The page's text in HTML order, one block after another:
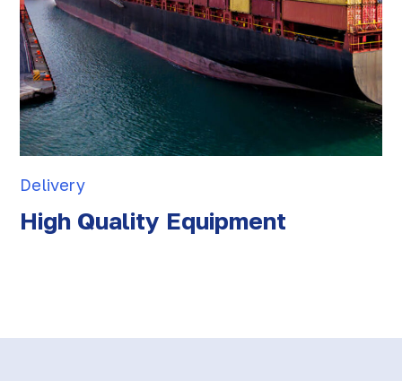
Delivery
High Quality Equipment